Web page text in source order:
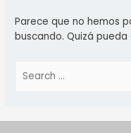
Parece que no hemos
buscando. Quizá